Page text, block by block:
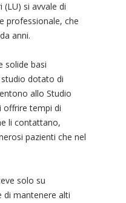
(LU) si avvale di
professionale, che
anni.
solide basi
dotato di
allo Studio
offrire tempi di
li contattano,
pazienti che nel
solo su
di mantenere alti